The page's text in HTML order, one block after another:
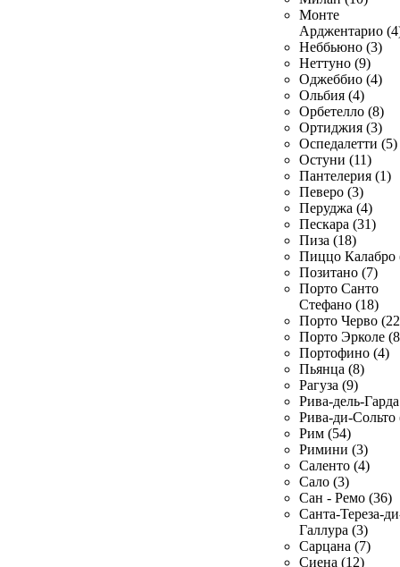
Монте
Арджентарио
Неббьюно (3)
Неттуно (9)
Оджеббио (4)
Ольбия (4)
Орбетелло (8)
Ортиджия (3)
Оспедалетти (5)
Остуни (11)
Пантелерия (1)
Певеро (3)
Перуджа (4)
Пескара (31)
Пиза (18)
Пиццо Калабро
Позитано (7)
Порто Санто
Стефано (18)
Порто Черво
Порто Эрколе
Портофино (4)
Пьянца (8)
Рагуза (9)
Рива-дель-
Рива-ди-Сольто
Рим (54)
Римини (3)
Саленто (4)
Сало (3)
Сан - Ремо (36)
Санта-Тереза-
Галлура (3)
Сарцана (7)
Сиена (12)